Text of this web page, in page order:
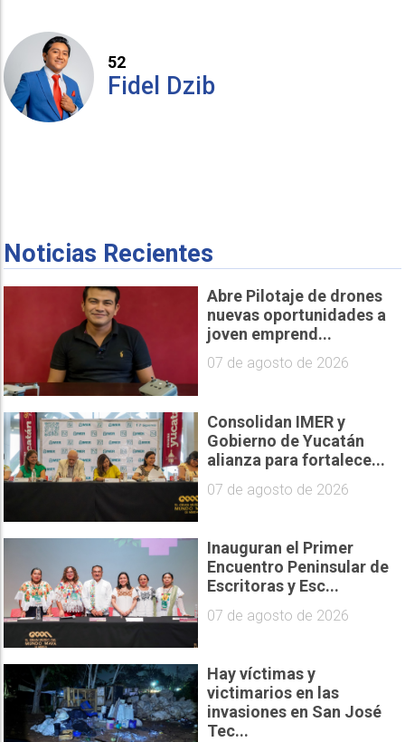
52
Fidel Dzib
Noticias Recientes
Abre Pilotaje de drones
nuevas oportunidades a
joven emprend...
07 de agosto de 2026
Consolidan IMER y
Gobierno de Yucatán
alianza para fortalece...
07 de agosto de 2026
Inauguran el Primer
Encuentro Peninsular de
Escritoras y Esc...
07 de agosto de 2026
Hay víctimas y
victimarios en las
invasiones en San José
Tec...